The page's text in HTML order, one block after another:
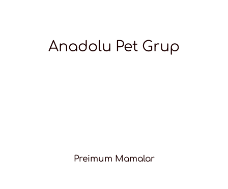
Anadolu Pet Grup
Preimum Mamalar